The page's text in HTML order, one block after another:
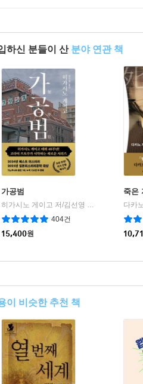
하신 분들이 산 분야 연관 책
가공범
404건
15,400원
죽은
이 비슷한 추천 책